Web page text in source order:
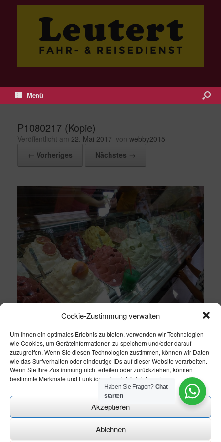
Cookie-Zustimmung verwalten
Um Ihnen ein optimales Erlebnis zu bieten, verwenden wir Technologien
wie Cookies, um Geräteinformationen zu speichern und/oder darauf
zuzugreifen. Wenn Sie diesen Technologien zustimmen, können wir Daten
wie das Surfverhalten oder eindeutige IDs auf dieser Website verarbeiten.
Wenn Sie Ihre Zustimmung nicht erteilen oder zurückziehen, können
bestimmte Merkmale und Funktionen beeinträchtigt werden.
Akzeptieren
Ablehnen
Menü
P1080217 (Kopie)
Veröffentlicht am 22. Mai 2017 von webby2015
← Vorheriges
Nächstes →
CN-Homepageservice
Haben Sie Fragen? Chat
starten